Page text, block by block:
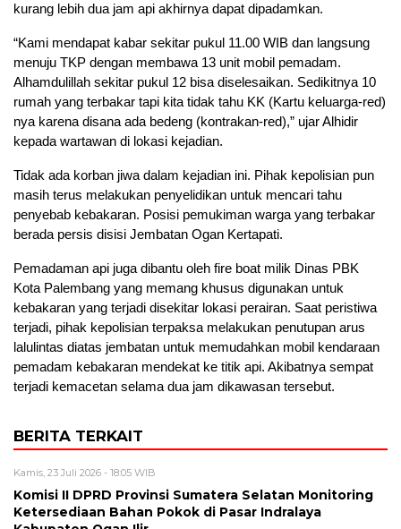
kurang lebih dua jam api akhirnya dapat dipadamkan.
“Kami mendapat kabar sekitar pukul 11.00 WIB dan langsung
menuju TKP dengan membawa 13 unit mobil pemadam.
Alhamdulillah sekitar pukul 12 bisa diselesaikan. Sedikitnya 10
rumah yang terbakar tapi kita tidak tahu KK (Kartu keluarga-red)
nya karena disana ada bedeng (kontrakan-red),” ujar Alhidir
kepada wartawan di lokasi kejadian.
Tidak ada korban jiwa dalam kejadian ini. Pihak kepolisian pun
masih terus melakukan penyelidikan untuk mencari tahu
penyebab kebakaran. Posisi pemukiman warga yang terbakar
berada persis disisi Jembatan Ogan Kertapati.
Pemadaman api juga dibantu oleh fire boat milik Dinas PBK
Kota Palembang yang memang khusus digunakan untuk
kebakaran yang terjadi disekitar lokasi perairan. Saat peristiwa
terjadi, pihak kepolisian terpaksa melakukan penutupan arus
lalulintas diatas jembatan untuk memudahkan mobil kendaraan
pemadam kebakaran mendekat ke titik api. Akibatnya sempat
terjadi kemacetan selama dua jam dikawasan tersebut.
BERITA TERKAIT
Kamis, 23 Juli 2026 - 18:05 WIB
Komisi II DPRD Provinsi Sumatera Selatan Monitoring
Ketersediaan Bahan Pokok di Pasar Indralaya